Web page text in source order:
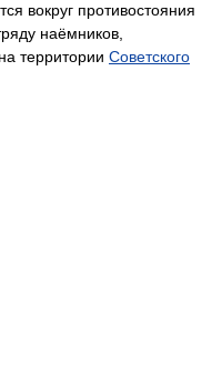
вокруг противостояния
наёмников,
территории Советского